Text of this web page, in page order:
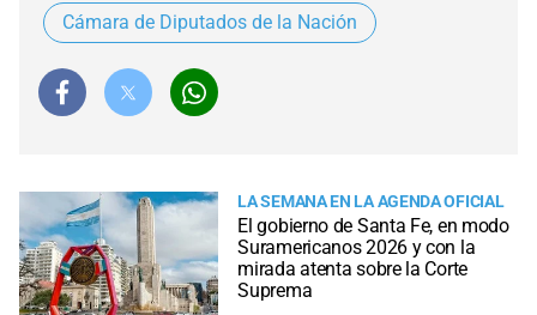
Cámara de Diputados de la Nación
LA SEMANA EN LA AGENDA OFICIAL
El gobierno de Santa Fe, en modo
Suramericanos 2026 y con la
mirada atenta sobre la Corte
Suprema